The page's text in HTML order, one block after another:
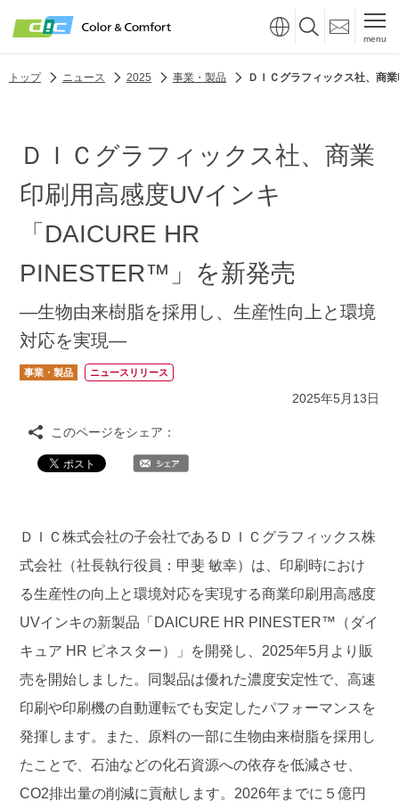
menu
トップ ニュース 2025 事業・製品 ＤＩＣグラフィックス社、商
ＤＩＣグラフィックス社、商業
印刷用高感度UVインキ
「DAICURE HR
PINESTER™」を新発売
―生物由来樹脂を採用し、生産性向上と環境
対応を実現―
事業・製品 ニュースリリース
2025年5月13日
このページをシェア：
ＤＩＣ株式会社の子会社であるＤＩＣグラフィックス株
式会社（社長執行役員：甲斐 敏幸）は、印刷時におけ
る生産性の向上と環境対応を実現する商業印刷用高感度
UVインキの新製品「DAICURE HR PINESTER™（ダイ
キュア HR ピネスター）」を開発し、2025年5月より販
売を開始しました。同製品は優れた濃度安定性で、高速
印刷や印刷機の自動運転でも安定したパフォーマンスを
発揮します。また、原料の一部に生物由来樹脂を採用し
たことで、石油などの化石資源への依存を低減させ、
CO2排出量の削減に貢献します。2026年までに５億円